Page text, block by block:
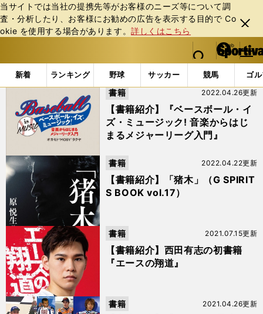
当サイトでは当社の提携先等がお客様のニーズ等について調
査・分析したり、お客様にお勧めの広告を表⽰する⽬的で Co
okie を使⽤する場合があります。詳しくはこちら
閉じ
る
web Sportiva (webスポルティーバ)
検索
マイペ
ー
ジ
メニュ
新着 ランキング 野球 サッカー 競馬 ゴ
b
ス
テ
ィ
バ
「#書籍紹介」の最新ニュース・ 情報
【書籍紹介】『ベースボール・イ
ズ・ミュージック! 音楽からはじ
まるメジャーリーグ入門』
2022.04.26更新
書籍
【書籍紹介】「猪木」（G SPIRIT
S BOOK vol.17）
2022.04.22更新
書籍
【書籍紹介】西田有志の初書籍
『エースの翔道』
2021.07.15更新
書籍
2021.04.26更新
書籍